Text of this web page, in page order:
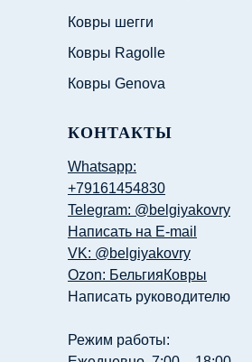
Ковры шегги
Ковры Ragolle
Ковры Genova
КОНТАКТЫ
Whatsapp:
+79161454830
Telegram: @belgiyakovry
Написать на E-mail
VK: @belgiyakovry
Ozon: БельгияКовры
Написать руководителю
Режим работы: